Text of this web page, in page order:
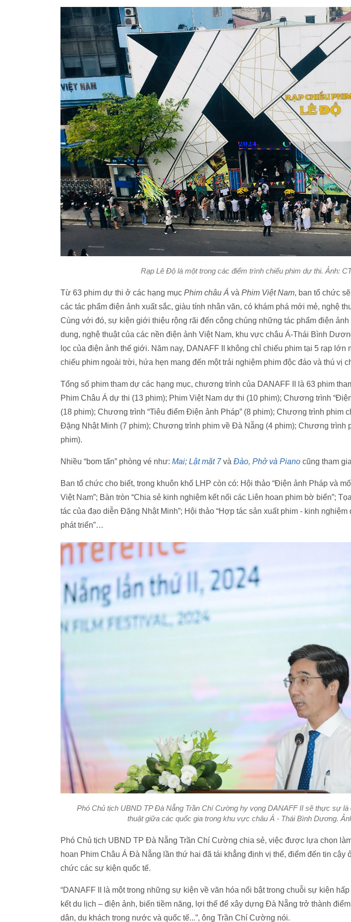
Rạp Lê Độ là một trong các điểm trình chiếu phim dự thi. Ảnh:
Từ 63 phim dự thi ở các hạng mục Phim châu Á và Phim Việt Nam, ban tổ chức
các tác phẩm điện ảnh xuất sắc, giàu tính nhân văn, có khám phá mới mẻ, nghệ
Cùng với đó, sự kiện giới thiệu rộng rãi đến công chúng những tác phẩm điện
dung, nghệ thuật của các nền điện ảnh Việt Nam, khu vực châu Á-Thái Bình
lọc của điện ảnh thế giới. Năm nay, DANAFF II không chỉ chiếu phim tại 5 rạp lớn
chiếu phim ngoài trời, hứa hẹn mang đến một trải nghiệm phim độc đáo và thú vị
Tổng số phim tham dự các hạng mục, chương trình của DANAFF II là 63 phim
Phim Châu Á dự thi (13 phim); Phim Việt Nam dự thi (10 phim); Chương trình
(18 phim); Chương trình “Tiêu điểm Điện ảnh Pháp” (8 phim); Chương trình phim
Đặng Nhật Minh (7 phim); Chương trình phim về Đà Nẵng (4 phim); Chương trình
phim).
Nhiều “bom tấn” phòng vé như: Mai; Lật mặt 7và Đào, Phở và Piano cũng tham
Ban tổ chức cho biết, trong khuôn khổ LHP còn có: Hội thảo “Điện ảnh Pháp và
Việt Nam”; Bàn tròn “Chia sẻ kinh nghiệm kết nối các Liên hoan phim bờ biển”;
tác của đạo diễn Đặng Nhật Minh”; Hội thảo “Hợp tác sản xuất phim - kinh nghiệm
phát triển”…
Phó Chủ tịch UBND TP Đà Nẵng Trần Chí Cường hy vọng DANAFF II sẽ thực sự là
thuật giữa các quốc gia trong khu vực châu Á - Thái Bình Dương.
Phó Chủ tịch UBND TP Đà Nẵng Trần Chí Cường chia sẻ, việc được lựa chọn
hoan Phim Châu Á Đà Nẵng lần thứ hai đã tái khẳng định vị thế, điểm đến tin cậy
chức các sự kiện quốc tế.
“DANAFF II là một trong những sự kiện về văn hóa nổi bật trong chuỗi sự kiện
kết du lịch – điện ảnh, biến tiềm năng, lợi thế để xây dựng Đà Nẵng trở thành
dân, du khách trong nước và quốc tế...”, ông Trần Chí Cường nói.